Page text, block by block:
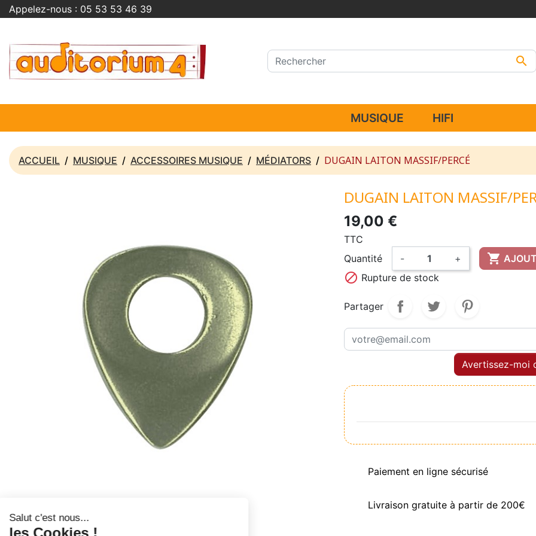
Appelez-nous : 05 53 53 46 39

MUSIQUE HIFI
ACCUEIL MUSIQUE ACCESSOIRES MUSIQUE MÉDIATORS DUGAIN LAITON MASSIF/PERCÉ
DUGAIN LAITON MASSIF/
19,00 €
TTC
Quantité
- + 
 Rupture de stock
Partager
Avertissez-moi
Paiement en ligne sécurisé
Livraison gratuite à partir de 200€
Salut c'est nous...
les Cookies !